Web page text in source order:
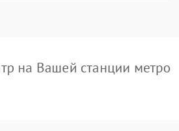
на Вашей станции метро